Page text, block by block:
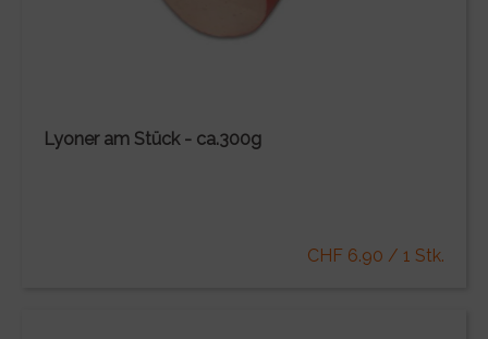
Lyoner am Stück - ca.300g
CHF 6.90 / 1 Stk.